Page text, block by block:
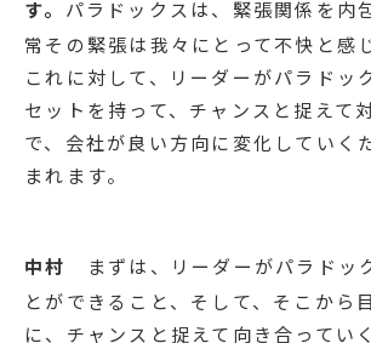
す。 パラドックスは、緊張関係を内
常その緊張は我々にとって不快と感
これに対して、リーダーがパラドッ
セットを持って、チャンスと捉えて
で、会社が良い方向に変化していく
まれます。
中村
まずは、リーダーがパラドッ
とができること、そして、そこから
に、チャンスと捉えて向き合ってい